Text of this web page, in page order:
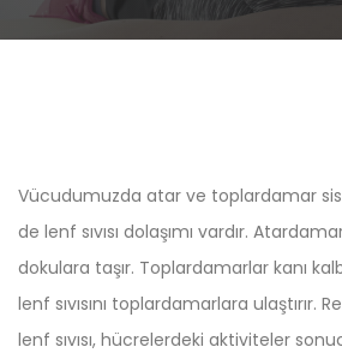
Vücudumuzda atar ve toplardamar
de lenf sıvısı dolaşımı vardır.
dokulara taşır. Toplardamarlar kanı
lenf sıvısını toplardamarlara ulaştırır.
lenf sıvısı, hücrelerdeki aktiviteler